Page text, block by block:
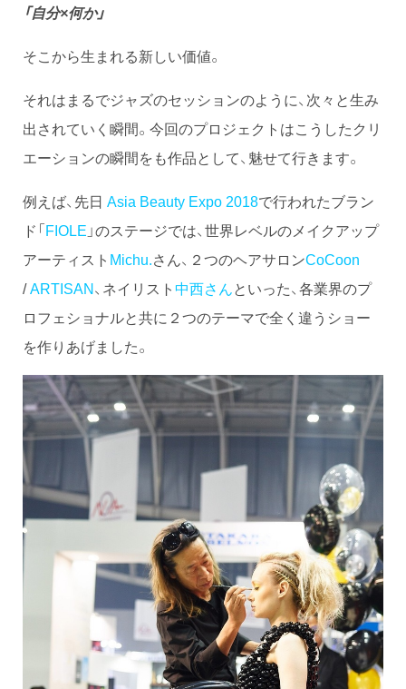
「自分×何か」
そこから生まれる新しい価値。
それはまるでジャズのセッションのように、次々と生み
出されていく瞬間。今回のプロジェクトはこうしたクリ
エーションの瞬間をも作品として、魅せて行きます。
例えば、先日 Asia Beauty Expo 2018で行われたブラン
ド「FIOLE 」のステージでは、世界レベルのメイクアップ
アーティスト Michu.さん、２つのヘアサロンCoCoon
/ARTISAN、ネイリスト中西さんといった、各業界のプ
ロフェショナルと共に２つのテーマで全く違うショー
を作りあげました。